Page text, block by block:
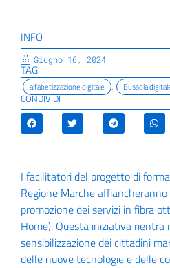
INFO
Giugno 16, 2024
TAG
alfabetizzazione digitale , Bussola
CONDIVIDI
I facilitatori del progetto di
Regione Marche
promozionedei servizi in fibra
Home). Questa iniziativa rientra
sensibilizzazione dei cittadini
delle nuove tecnologie e delle